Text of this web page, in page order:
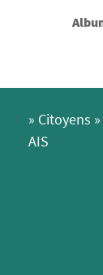
» Citoyens »
AIS